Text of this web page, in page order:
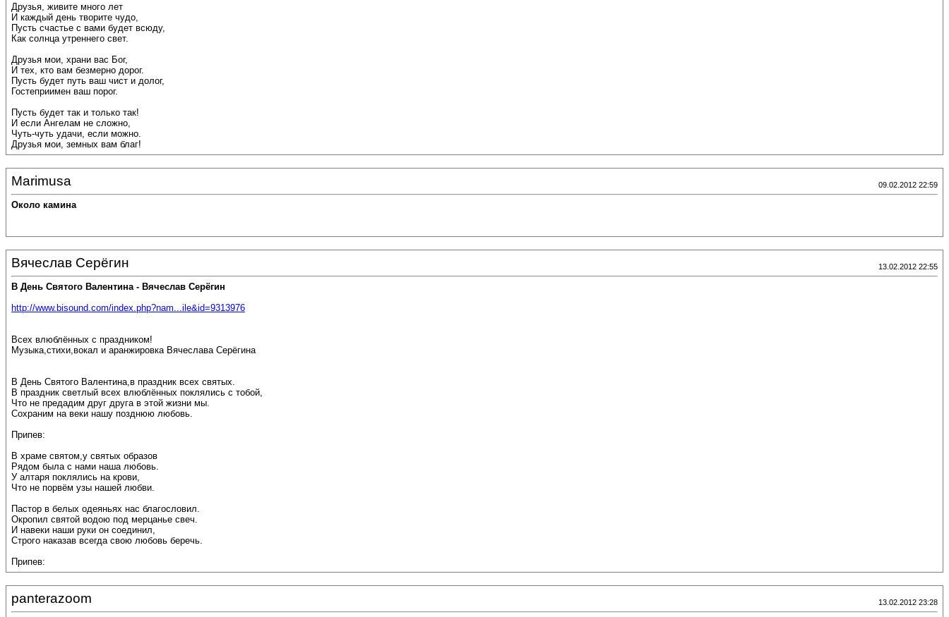
Друзья, живите много лет
И каждый день творите чудо,
Пусть счастье с вами будет всюду,
Как солнца утреннего свет.
Друзья мои, храни вас Бог,
И тех, кто вам безмерно дорог.
Пусть будет путь ваш чист и долог,
Гостеприимен ваш порог.
Пусть будет так и только так!
И если Ангелам не сложно,
Чуть-чуть удачи, если можно.
Друзья мои, земных вам благ!
Marimusa 09.02.2012 22:59
Около камина
Вячеслав Серёгин 13.02.2012 22:55
В День Святого Валентина - Вячеслав Серёгин
http://www.bisound.com/index.php?nam...ile&id=9313976
Всех влюблённых с праздником!
Музыка,стихи,вокал и аранжировка Вячеслава Серёгина
В День Святого Валентина,в праздник всех святых.
В праздник светлый всех влюблённых поклялись с тобой,
Что не предадим друг друга в этой жизни мы.
Сохраним на веки нашу позднюю любовь.
Припев:
В храме святом,у святых образов
Рядом была с нами наша любовь.
У алтаря поклялись на крови,
Что не порвём узы нашей любви.
Пастор в белых одеяньях нас благословил.
Окропил святой водою под мерцанье свеч.
И навеки наши руки он соединил,
Строго наказав всегда свою любовь беречь.
Припев:
panterazoom 13.02.2012 23:28